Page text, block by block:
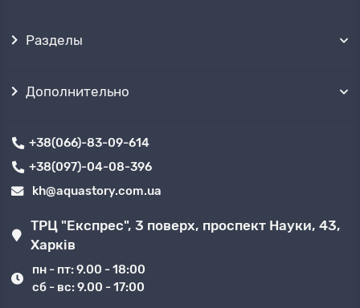
Разделы
Дополнительно
+38(066)-83-09-614
+38(097)-04-08-396
kh@aquastory.com.ua
ТРЦ "Експрес", 3 поверх, проспект Науки, 43,
Харків
пн - пт: 9.00 - 18:00
сб - вс: 9.00 - 17:00